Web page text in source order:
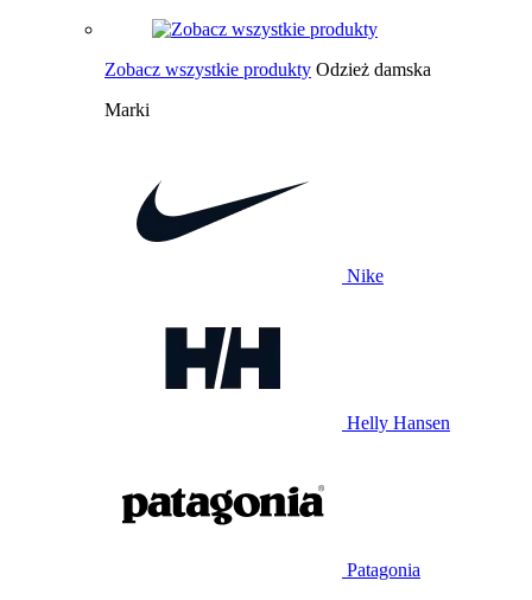
Zobacz wszystkie produkty Odzież damska
Marki
Nike
Helly Hansen
Patagonia